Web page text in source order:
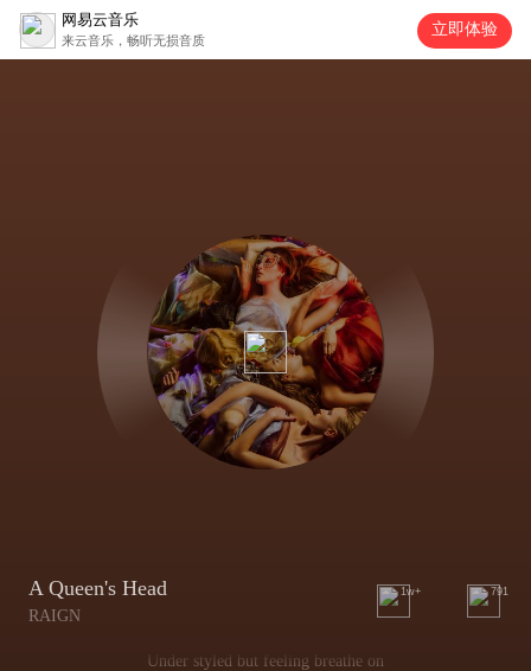
网易云音乐
来云音乐，畅听无损音质
立即体验
A Queen's Head
RAIGN
1w+ 791
Under styled but feeling breathe on